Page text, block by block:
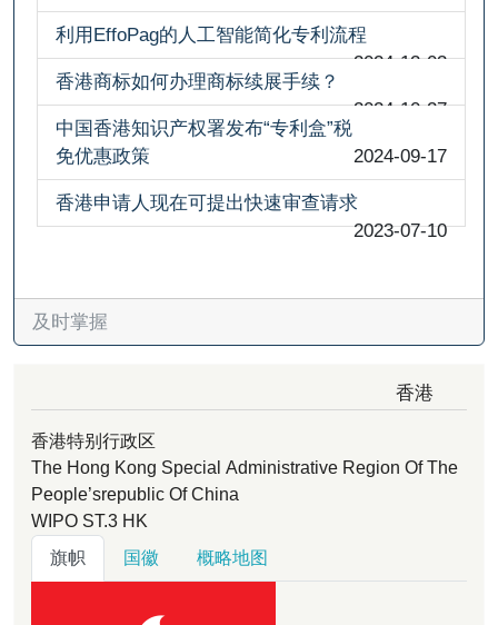
利用EffoPag的人工智能简化专利流程
2024-12-03
香港商标如何办理商标续展手续？
2024-10-27
中国香港知识产权署发布“专利盒”税
免优惠政策
2024-09-17
香港申请人现在可提出快速审查请求
2023-07-10
及时掌握
香港
香港特别行政区
The Hong Kong Special Administrative Region Of The
People’srepublic Of China
WIPO ST.3 HK
旗帜
国徽 概略地图